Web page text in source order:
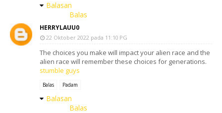
Balasan
Balas
HERRYLAUU0
22 Oktober 2022 pada 11:10 PG
The choices you make will impact your alien race and the
alien race will remember these choices for generations.
stumble guys
Balas Padam
Balasan
Balas